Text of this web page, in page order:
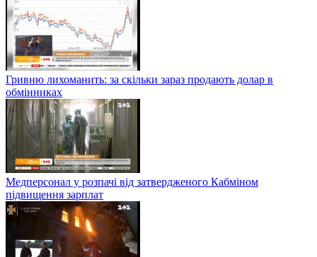
Гривню лихоманить: за скільки зараз продають долар в
обмінниках
Медперсонал у розпачі від затвердженого Кабміном
підвищення зарплат